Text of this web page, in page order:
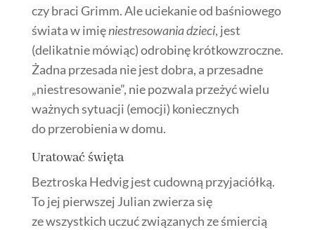
czy braci Grimm. Ale uciekanie od baśniowego
świata w imięniestresowania dzieci, jest
(delikatnie mówiąc) odrobinę krótkowzroczne.
Żadna przesada nie jest dobra, a przesadne
„niestresowanie”, nie pozwala przeżyć wielu
ważnych sytuacji (emocji) koniecznych
do przerobienia w domu.
Uratować święta
Beztroska Hedvig jest cudowną przyjaciółką.
To jej pierwszej Julian zwierza się
ze wszystkich uczuć związanych ze śmiercią